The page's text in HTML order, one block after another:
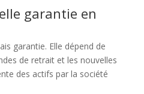
garantie en
garantie. Elle dépend de
de retrait et les nouvelles
des actifs par la société